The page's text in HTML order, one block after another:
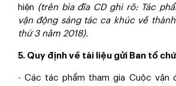
hiện (trên bìa đĩa CD ghi rõ: Tác
vận động sáng tác ca khúc về
thứ 3 năm 2018).
5. Quy định về tài liệu gửi Ban tổ
- Các tác phẩm tham gia Cuộc vận